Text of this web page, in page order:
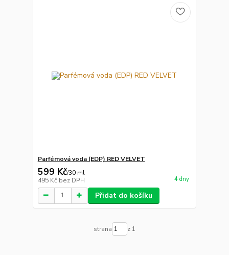
Parfémová voda (EDP) RED VELVET
599 Kč/30 ml
495 Kč bez DPH 4 dny
Přidat do košíku
strana z 1